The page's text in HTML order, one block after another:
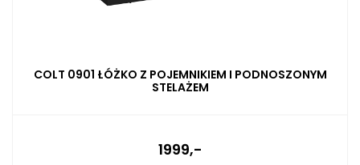
COLT 0901 ŁÓŻKO Z POJEMNIKIEM I PODNOSZONYM
STELAŻEM
1999,-